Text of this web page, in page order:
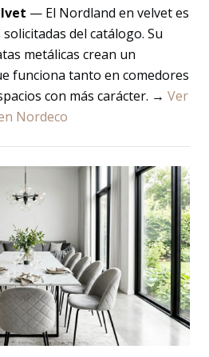
— El Nordland en velvet es
del catálogo. Su
metálicas crean un
funciona tanto en comedores
con más carácter. → Ver
Nordeco